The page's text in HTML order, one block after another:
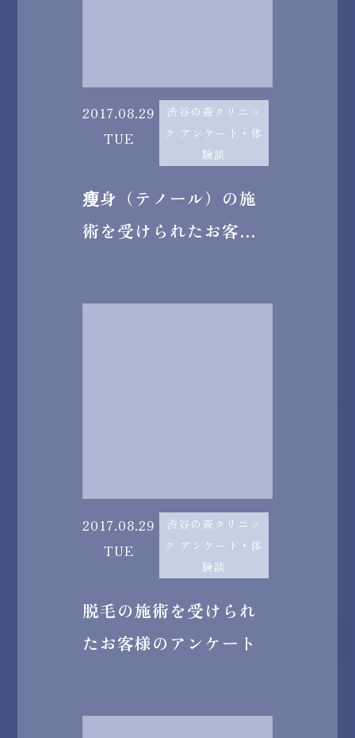
2017.08.29
TUE
渋谷の森クリニッ
ク アンケート・体
験談
瘦身（テノール）の施
術を受けられたお客様
2017.08.29
TUE
渋谷の森クリニッ
ク アンケート・体
験談
脱毛の施術を受けられ
たお客様のアンケート